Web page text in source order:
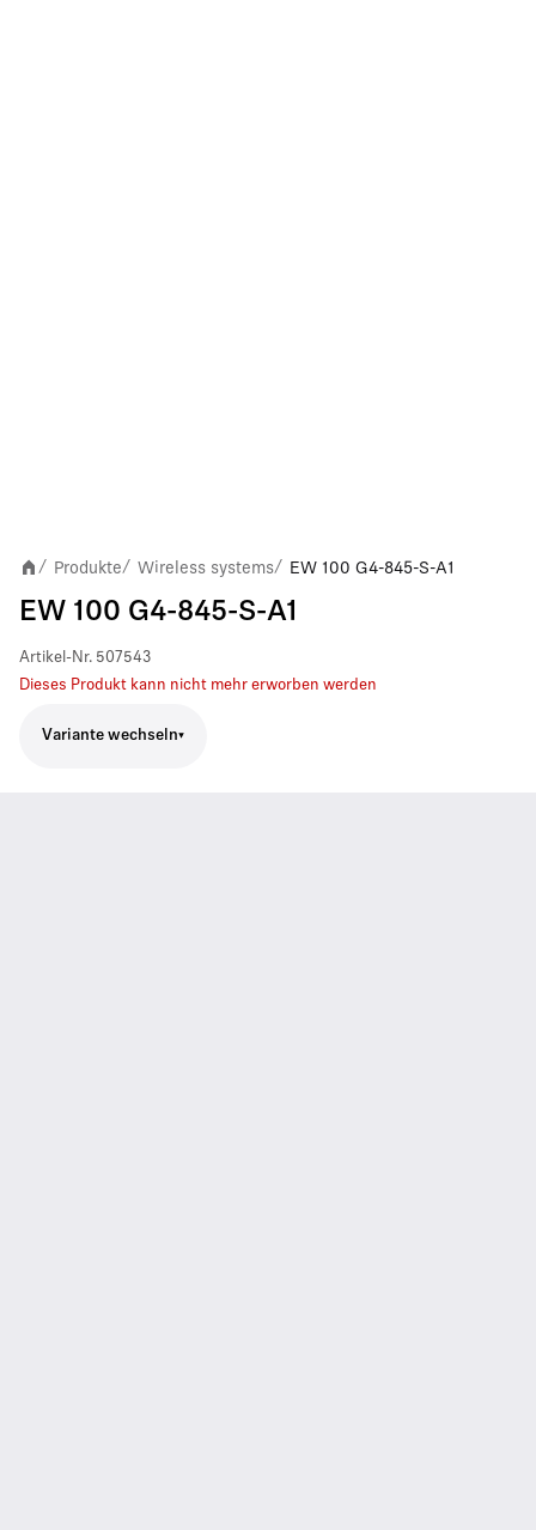
/ Produkte/ Wireless systems/ EW 100 G4-845-S-A1
EW 100 G4-845-S-A1
Artikel-Nr. 507543
Dieses Produkt kann nicht mehr erworben werden
Variante wechseln